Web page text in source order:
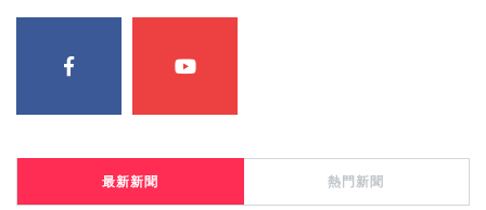
最新新聞 熱門新聞